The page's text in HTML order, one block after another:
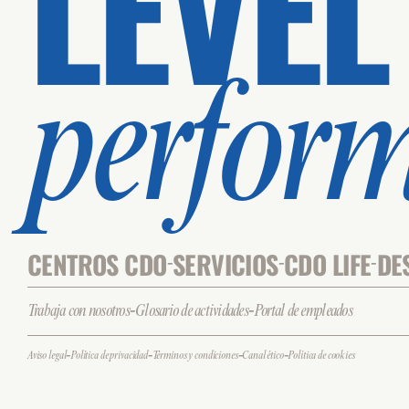
CENTROS CDO-SERVICIOS-CDO LIFE-
Trabaja con nosotros-Glosario de actividades-Portal de empleados
Aviso legal-Política de privacidad-Términos y condiciones-Canal ético-Política de cookies